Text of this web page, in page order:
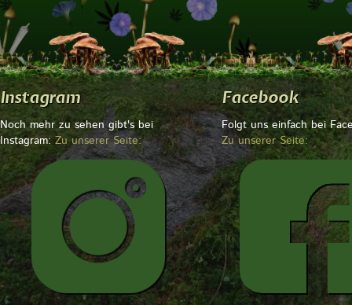
Instagram
Noch mehr zu sehen gibt's bei
Instagram: Zu unserer Seite:
Facebook
Folgt uns einfach bei
Zu unserer Seite: